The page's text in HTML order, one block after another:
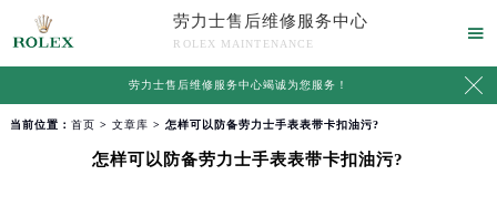
劳力士售后维修服务中心
ROLEX MAINTENANCE

劳力士售后维修服务中心竭诚为您服务！ 
当前位置： 首页 > 文章库 > 怎样可以防备劳力士手表表带卡扣油污?
怎样可以防备劳力士手表表带卡扣油污?